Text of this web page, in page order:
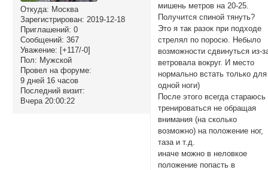
Откуда: Москва
Зарегистрирован: 2019-12-18
Приглашений: 0
Сообщений: 367
Уважение: [+117/-0]
Пол: Мужской
Провел на форуме:
9 дней 16 часов
Последний визит:
Вчера 20:00:22
мишень метров на 20-25.
Получится спиной тянуть?
Это я так разок при подходе
стрелял по поросю. Небыло
возможности сдвинуться из-
ветровала вокруг. И место
нормально встать только для
одной ноги)
После этого всегда стараюсь
тренироваться не обращая
внимания (на сколько
возможно) на положение ног,
таза и т.д.
иначе можно в неловкое
положение попасть в